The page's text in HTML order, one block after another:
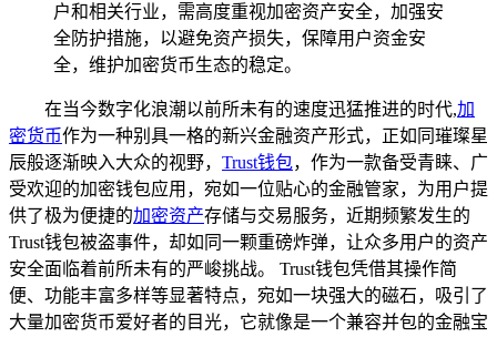
户和相关行业，需高度重视加密资产安全，加强安
全防护措施，以避免资产损失，保障用户资金安
全，维护加密货币生态的稳定。
在当今数字化浪潮以前所未有的速度迅猛推进的时代,加
密货币作为一种别具一格的新兴金融资产形式，正如同璀璨星
辰般逐渐映入大众的视野， Trust钱包，作为一款备受青睐、广
受欢迎的加密钱包应用，宛如一位贴心的金融管家，为用户提
供了极为便捷的加密资产存储与交易服务，近期频繁发生的
Trust钱包被盗事件，却如同一颗重磅炸弹，让众多用户的资产
安全面临着前所未有的严峻挑战。 Trust钱包凭借其操作简
便、功能丰富多样等显著特点，宛如一块强大的磁石，吸引了
大量加密货币爱好者的目光，它就像是一个兼容并包的金融宝